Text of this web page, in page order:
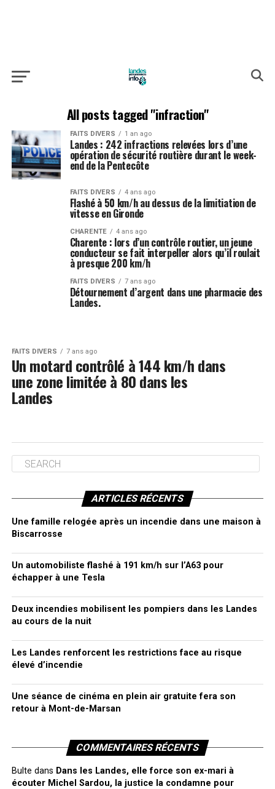
All posts tagged "infraction"
FAITS DIVERS 1 an ago
Landes : 242 infractions relevées lors d’une
opération de sécurité routière durant le week-
end de la Pentecôte
FAITS DIVERS 4 ans ago
Flashé à 50 km/h au dessus de la limitiation de
vitesse en Gironde
CHARENTE 4 ans ago
Charente : lors d’un contrôle routier, un jeune
conducteur se fait interpeller alors qu’il roulait
à presque 200 km/h
FAITS DIVERS 7 ans ago
Détournement d’argent dans une pharmacie des
Landes.
FAITS DIVERS 7 ans ago
Un motard contrôlé à 144 km/h dans
une zone limitée à 80 dans les
Landes
ARTICLES RÉCENTS
Une famille relogée après un incendie dans une maison à
Biscarrosse
Un automobiliste flashé à 191 km/h sur l’A63 pour
échapper à une Tesla
Deux incendies mobilisent les pompiers dans les Landes
au cours de la nuit
Les Landes renforcent les restrictions face au risque
élevé d’incendie
Une séance de cinéma en plein air gratuite fera son
retour à Mont-de-Marsan
COMMENTAIRES RÉCENTS
Bulte dans Dans les Landes, elle force son ex-mari à
écouter Michel Sardou, la justice la condamne pour